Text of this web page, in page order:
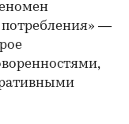
потребления» —